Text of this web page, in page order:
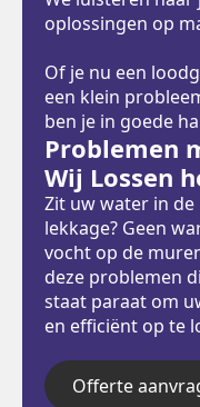
oplossingen op
Of je nu een
een klein
ben je in goede
Problemen
Wij Lossen
Zit uw water in de
lekkage? Geen
vocht op de
deze problemen
staat paraat om
en efficiënt op te
Offerte